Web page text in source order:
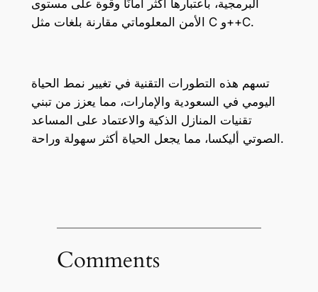
البرمجية، باعتبارها أكثر أمانًا وقوة على مستوى
الأمن المعلوماتي مقارنة بلغات مثل C و++C.
تسهم هذه التطورات التقنية في تغيير نمط الحياة
اليومي في السعودية والإمارات، مما يعزز من تبني
تقنيات المنازل الذكية والاعتماد على المساعد
الصوتي أليكسا، مما يجعل الحياة أكثر سهولة وراحة.
Comments